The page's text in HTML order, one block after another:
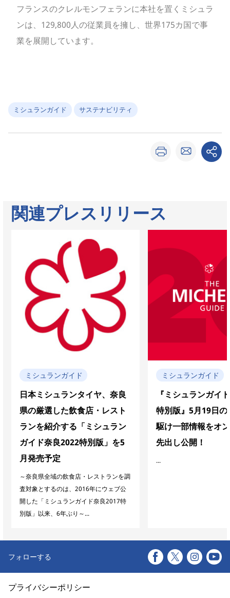
フランスのクレルモンフェランに本社を置くミシュラ
ンは、129,800人の従業員を擁し、世界175カ国で事
業を展開しています。
ミシュランガイド サステナビリティ
関連プレスリリース
ミシュランガイド
日本ミシュランタイヤ、奈良
県の厳選した飲食店・レスト
ランを紹介する「ミシュラン
ガイド奈良2022特別版」を5
月発売予定
～奈良県全域の飲食店・レストランを調
査対象とするのは、2016年にウェブ公
開した「ミシュランガイド奈良2017特
別版」以来、6年ぶり～...
ミシュランガイド
『ミシュランガイ
特別版』5月19日の
駆け一部情報をオ
先出し公開！
...
フォローする
プライバシーポリシー